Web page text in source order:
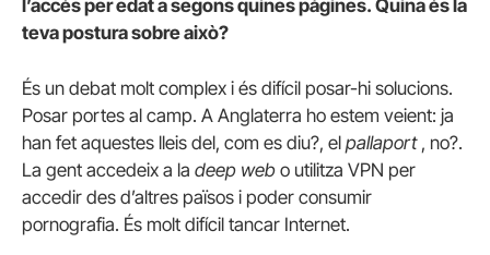
l’accés per edat a segons quines pàgines. Quina és la
teva postura sobre això?
És un debat molt complex i és difícil posar-hi solucions.
Posar portes al camp. A Anglaterra ho estem veient: ja
han fet aquestes lleis del, com es diu?, el pallaport, no?.
La gent accedeix a la deep web o utilitza VPN per
accedir des d’altres països i poder consumir
pornografia. És molt difícil tancar Internet.